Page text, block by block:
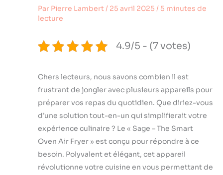
Par Pierre Lambert/ 25 avril 2025 / 5 minutes de
lecture
4.9/5 - (7 votes)
Chers lecteurs, nous savons combien il est
frustrant de jongler avec plusieurs appareils pour
préparer vos repas du quotidien. Que diriez-vous
d’une solution tout-en-un qui simplifierait votre
expérience culinaire ? Le « Sage – The Smart
Oven Air Fryer » est conçu pour répondre à ce
besoin. Polyvalent et élégant, cet appareil
révolutionne votre cuisine en vous permettant de